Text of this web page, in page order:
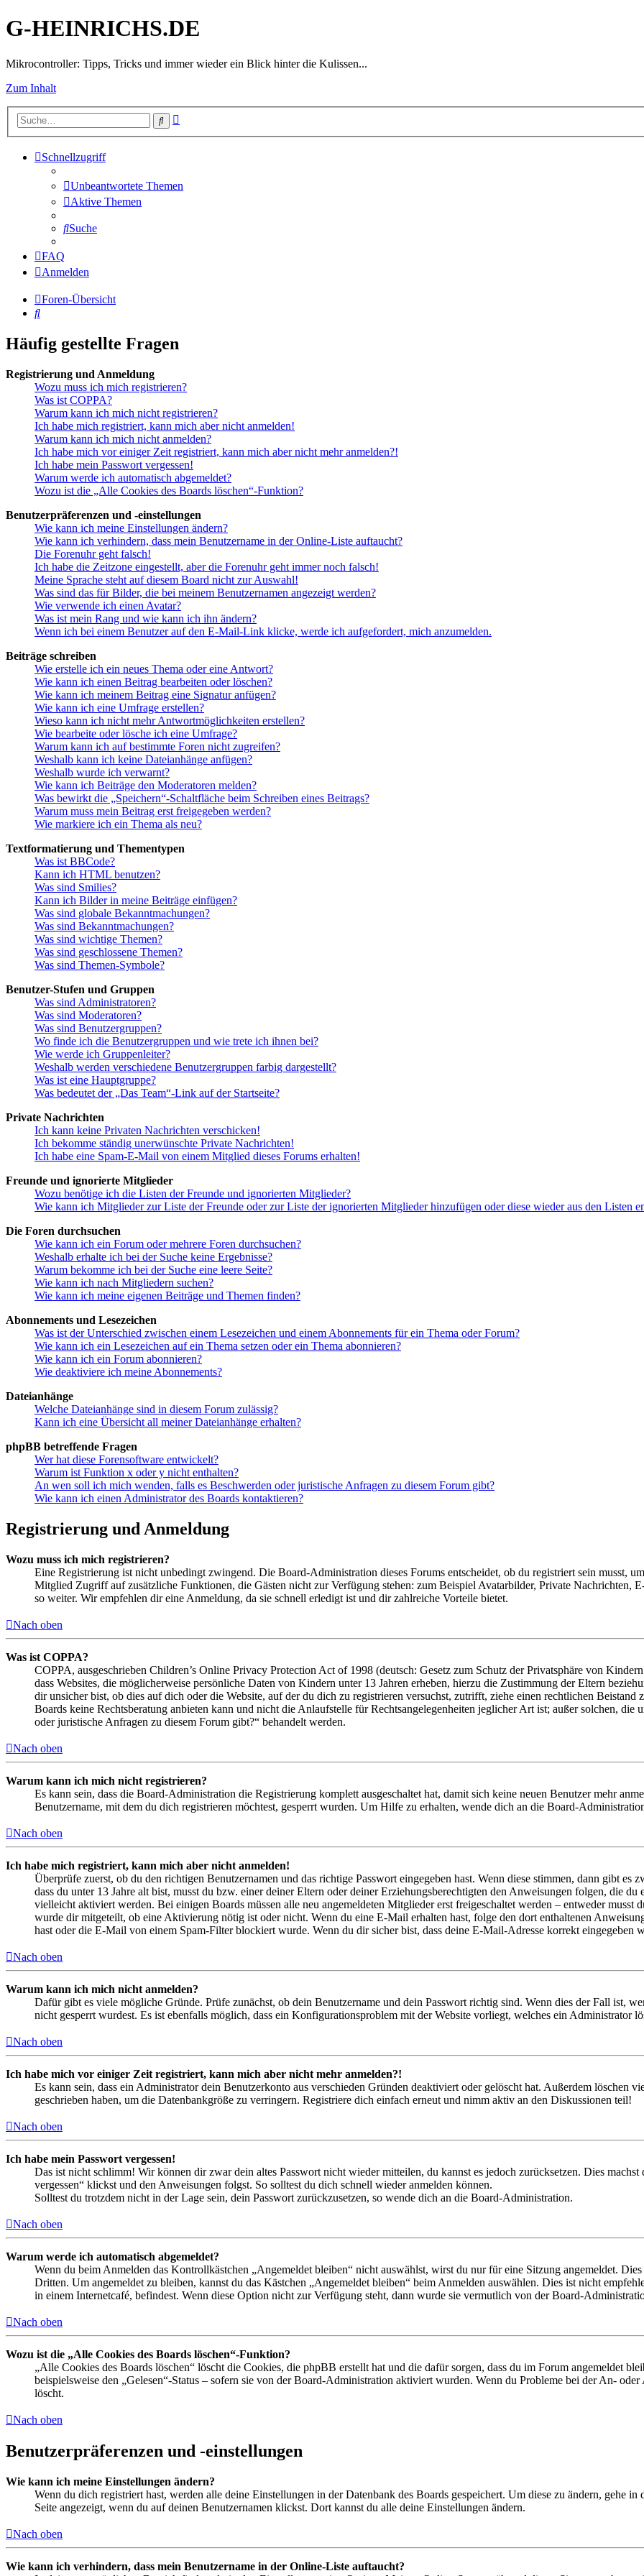
G-HEINRICHS.DE
Mikrocontroller: Tipps, Tricks und immer wieder ein Blick hinter die Kulissen...
Zum Inhalt
Suche
Schnellzugriff
Unbeantwortete Themen
Aktive Themen
Suche
FAQ
Anmelden
Foren-Übersicht
Suche
Häufig gestellte Fragen
Registrierung und Anmeldung
Wozu muss ich mich registrieren?
Was ist COPPA?
Warum kann ich mich nicht registrieren?
Ich habe mich registriert, kann mich aber nicht anmelden!
Warum kann ich mich nicht anmelden?
Ich habe mich vor einiger Zeit registriert, kann mich aber nicht mehr anmelden?!
Ich habe mein Passwort vergessen!
Warum werde ich automatisch abgemeldet?
Wozu ist die „Alle Cookies des Boards löschen“-Funktion?
Benutzerpräferenzen und -einstellungen
Wie kann ich meine Einstellungen ändern?
Wie kann ich verhindern, dass mein Benutzername in der Online-Liste auftaucht?
Die Forenuhr geht falsch!
Ich habe die Zeitzone eingestellt, aber die Forenuhr geht immer noch falsch!
Meine Sprache steht auf diesem Board nicht zur Auswahl!
Was sind das für Bilder, die bei meinem Benutzernamen angezeigt werden?
Wie verwende ich einen Avatar?
Was ist mein Rang und wie kann ich ihn ändern?
Wenn ich bei einem Benutzer auf den E-Mail-Link klicke, werde ich aufgefordert, mich anzumelden.
Beiträge schreiben
Wie erstelle ich ein neues Thema oder eine Antwort?
Wie kann ich einen Beitrag bearbeiten oder löschen?
Wie kann ich meinem Beitrag eine Signatur anfügen?
Wie kann ich eine Umfrage erstellen?
Wieso kann ich nicht mehr Antwortmöglichkeiten erstellen?
Wie bearbeite oder lösche ich eine Umfrage?
Warum kann ich auf bestimmte Foren nicht zugreifen?
Weshalb kann ich keine Dateianhänge anfügen?
Weshalb wurde ich verwarnt?
Wie kann ich Beiträge den Moderatoren melden?
Was bewirkt die „Speichern“-Schaltfläche beim Schreiben eines Beitrags?
Warum muss mein Beitrag erst freigegeben werden?
Wie markiere ich ein Thema als neu?
Textformatierung und Thementypen
Was ist BBCode?
Kann ich HTML benutzen?
Was sind Smilies?
Kann ich Bilder in meine Beiträge einfügen?
Was sind globale Bekanntmachungen?
Was sind Bekanntmachungen?
Was sind wichtige Themen?
Was sind geschlossene Themen?
Was sind Themen-Symbole?
Benutzer-Stufen und Gruppen
Was sind Administratoren?
Was sind Moderatoren?
Was sind Benutzergruppen?
Wo finde ich die Benutzergruppen und wie trete ich ihnen bei?
Wie werde ich Gruppenleiter?
Weshalb werden verschiedene Benutzergruppen farbig dargestellt?
Was ist eine Hauptgruppe?
Was bedeutet der „Das Team“-Link auf der Startseite?
Private Nachrichten
Ich kann keine Privaten Nachrichten verschicken!
Ich bekomme ständig unerwünschte Private Nachrichten!
Ich habe eine Spam-E-Mail von einem Mitglied dieses Forums erhalten!
Freunde und ignorierte Mitglieder
Wozu benötige ich die Listen der Freunde und ignorierten Mitglieder?
Wie kann ich Mitglieder zur Liste der Freunde oder zur Liste der ignorierten Mitglieder hinzufügen oder diese wieder aus den Listen
Die Foren durchsuchen
Wie kann ich ein Forum oder mehrere Foren durchsuchen?
Weshalb erhalte ich bei der Suche keine Ergebnisse?
Warum bekomme ich bei der Suche eine leere Seite?
Wie kann ich nach Mitgliedern suchen?
Wie kann ich meine eigenen Beiträge und Themen finden?
Abonnements und Lesezeichen
Was ist der Unterschied zwischen einem Lesezeichen und einem Abonnements für ein Thema oder Forum?
Wie kann ich ein Lesezeichen auf ein Thema setzen oder ein Thema abonnieren?
Wie kann ich ein Forum abonnieren?
Wie deaktiviere ich meine Abonnements?
Dateianhänge
Welche Dateianhänge sind in diesem Forum zulässig?
Kann ich eine Übersicht all meiner Dateianhänge erhalten?
phpBB betreffende Fragen
Wer hat diese Forensoftware entwickelt?
Warum ist Funktion x oder y nicht enthalten?
An wen soll ich mich wenden, falls es Beschwerden oder juristische Anfragen zu diesem Forum gibt?
Wie kann ich einen Administrator des Boards kontaktieren?
Registrierung und Anmeldung
Wozu muss ich mich registrieren?
Eine Registrierung ist nicht unbedingt zwingend. Die Board-Administration dieses Forums entscheidet, ob du registriert sein musst,
Mitglied Zugriff auf zusätzliche Funktionen, die Gästen nicht zur Verfügung stehen: zum Beispiel Avatarbilder, Private Nachrichten,
so weiter. Wir empfehlen dir eine Anmeldung, da sie schnell erledigt ist und dir zahlreiche Vorteile bietet.
Nach oben
Was ist COPPA?
COPPA, ausgeschrieben Children’s Online Privacy Protection Act of 1998 (deutsch: Gesetz zum Schutz der Privatsphäre von
dass Websites, die möglicherweise persönliche Daten von Kindern unter 13 Jahren erheben, hierzu die Zustimmung der Eltern
dir unsicher bist, ob dies auf dich oder die Website, auf der du dich zu registrieren versuchst, zutrifft, ziehe einen rechtlichen
Boards keine Rechtsberatung anbieten kann und nicht die Anlaufstelle für Rechtsangelegenheiten jeglicher Art ist; außer solchen,
oder juristische Anfragen zu diesem Forum gibt?“ behandelt werden.
Nach oben
Warum kann ich mich nicht registrieren?
Es kann sein, dass die Board-Administration die Registrierung komplett ausgeschaltet hat, damit sich keine neuen Benutzer mehr
Benutzername, mit dem du dich registrieren möchtest, gesperrt wurden. Um Hilfe zu erhalten, wende dich an die Board-
Nach oben
Ich habe mich registriert, kann mich aber nicht anmelden!
Überprüfe zuerst, ob du den richtigen Benutzernamen und das richtige Passwort eingegeben hast. Wenn diese stimmen, dann gibt es
dass du unter 13 Jahre alt bist, musst du bzw. einer deiner Eltern oder deiner Erziehungsberechtigten den Anweisungen folgen, die
vielleicht aktiviert werden. Bei einigen Boards müssen alle neu angemeldeten Mitglieder erst freigeschaltet werden – entweder musst
wurde dir mitgeteilt, ob eine Aktivierung nötig ist oder nicht. Wenn du eine E-Mail erhalten hast, folge den dort enthaltenen
hast oder die E-Mail von einem Spam-Filter blockiert wurde. Wenn du dir sicher bist, dass deine E-Mail-Adresse korrekt eingegeben
Nach oben
Warum kann ich mich nicht anmelden?
Dafür gibt es viele mögliche Gründe. Prüfe zunächst, ob dein Benutzername und dein Passwort richtig sind. Wenn dies der Fall ist,
nicht gesperrt wurdest. Es ist ebenfalls möglich, dass ein Konfigurationsproblem mit der Website vorliegt, welches ein Administrator
Nach oben
Ich habe mich vor einiger Zeit registriert, kann mich aber nicht mehr anmelden?!
Es kann sein, dass ein Administrator dein Benutzerkonto aus verschieden Gründen deaktiviert oder gelöscht hat. Außerdem löschen
geschrieben haben, um die Datenbankgröße zu verringern. Registriere dich einfach erneut und nimm aktiv an den Diskussionen teil!
Nach oben
Ich habe mein Passwort vergessen!
Das ist nicht schlimm! Wir können dir zwar dein altes Passwort nicht wieder mitteilen, du kannst es jedoch zurücksetzen. Dies
vergessen“ klickst und den Anweisungen folgst. So solltest du dich schnell wieder anmelden können.
Solltest du trotzdem nicht in der Lage sein, dein Passwort zurückzusetzen, so wende dich an die Board-Administration.
Nach oben
Warum werde ich automatisch abgemeldet?
Wenn du beim Anmelden das Kontrollkästchen „Angemeldet bleiben“ nicht auswählst, wirst du nur für eine Sitzung angemeldet.
Dritten. Um angemeldet zu bleiben, kannst du das Kästchen „Angemeldet bleiben“ beim Anmelden auswählen. Dies ist nicht
in einem Internetcafé, befindest. Wenn diese Option nicht zur Verfügung steht, dann wurde sie vermutlich von der Board-
Nach oben
Wozu ist die „Alle Cookies des Boards löschen“-Funktion?
„Alle Cookies des Boards löschen“ löscht die Cookies, die phpBB erstellt hat und die dafür sorgen, dass du im Forum angemeldet
beispielsweise den „Gelesen“-Status – sofern sie von der Board-Administration aktiviert wurden. Wenn du Probleme bei der An-
löscht.
Nach oben
Benutzerpräferenzen und -einstellungen
Wie kann ich meine Einstellungen ändern?
Wenn du dich registriert hast, werden alle deine Einstellungen in der Datenbank des Boards gespeichert. Um diese zu ändern, gehe
Seite angezeigt, wenn du auf deinen Benutzernamen klickst. Dort kannst du alle deine Einstellungen ändern.
Nach oben
Wie kann ich verhindern, dass mein Benutzername in der Online-Liste auftaucht?